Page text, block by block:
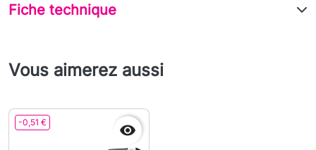
Fiche technique
Vous aimerez aussi
-0,51 € 